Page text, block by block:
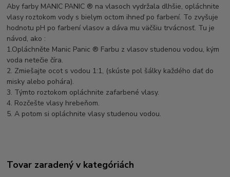
Aby farby MANIC PANIC ® na vlasoch vydržala dlhšie, opláchnite
vlasy roztokom vody s bielym octom ihneď po farbení. To zvyšuje
hodnotu pH po farbení vlasov a dáva mu väčšiu trvácnosť. Tu je
návod, ako :
1.Opláchněte Manic Panic ® Farbu z vlasov studenou vodou, kým
voda netečie číra.
2. Zmiešajte ocot s vodou 1:1, (skúste pol šálky každého dať do
misky alebo pohára).
3. Týmto roztokom opláchnite zafarbené vlasy.
4. Rozčešte vlasy hrebeňom.
5. A potom si opláchnite vlasy studenou vodou.
Tovar zaradený v kategóriách